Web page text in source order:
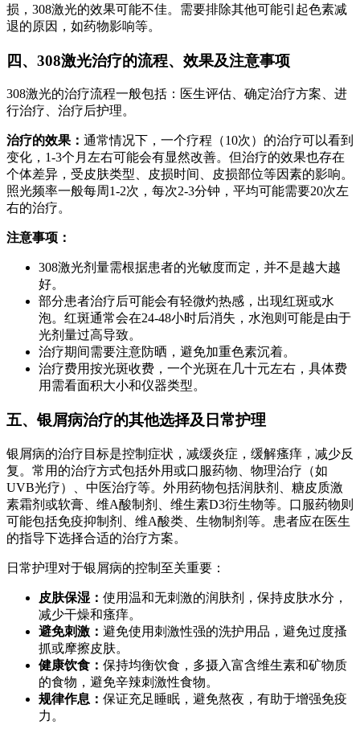
损，308激光的效果可能不佳。需要排除其他可能引起色素减
退的原因，如药物影响等。
四、308激光治疗的流程、效果及注意事项
308激光的治疗流程一般包括：医生评估、确定治疗方案、进
行治疗、治疗后护理。
治疗的效果： 通常情况下，一个疗程（10次）的治疗可以看到
变化，1-3个月左右可能会有显然改善。但治疗的效果也存在
个体差异，受皮肤类型、皮损时间、皮损部位等因素的影响。
照光频率一般每周1-2次，每次2-3分钟，平均可能需要20次左
右的治疗。
注意事项：
308激光剂量需根据患者的光敏度而定，并不是越大越
好。
部分患者治疗后可能会有轻微灼热感，出现红斑或水
泡。红斑通常会在24-48小时后消失，水泡则可能是由于
光剂量过高导致。
治疗期间需要注意防晒，避免加重色素沉着。
治疗费用按光斑收费，一个光斑在几十元左右，具体费
用需看面积大小和仪器类型。
五、银屑病治疗的其他选择及日常护理
银屑病的治疗目标是控制症状，减缓炎症，缓解瘙痒，减少反
复。常用的治疗方式包括外用或口服药物、物理治疗（如
UVB光疗）、中医治疗等。外用药物包括润肤剂、糖皮质激
素霜剂或软膏、维A酸制剂、维生素D3衍生物等。口服药物则
可能包括免疫抑制剂、维A酸类、生物制剂等。患者应在医生
的指导下选择合适的治疗方案。
日常护理对于银屑病的控制至关重要：
皮肤保湿： 使用温和无刺激的润肤剂，保持皮肤水分，
减少干燥和瘙痒。
避免刺激： 避免使用刺激性强的洗护用品，避免过度搔
抓或摩擦皮肤。
健康饮食： 保持均衡饮食，多摄入富含维生素和矿物质
的食物，避免辛辣刺激性食物。
规律作息： 保证充足睡眠，避免熬夜，有助于增强免疫
力。